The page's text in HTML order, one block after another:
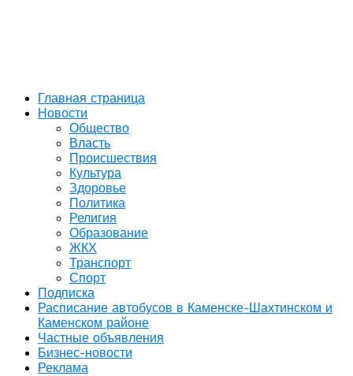
Главная страница
Новости
Общество
Власть
Происшествия
Культура
Здоровье
Политика
Религия
Образование
ЖКХ
Транспорт
Спорт
Подписка
Расписание автобусов в Каменске-Шахтинском и
Каменском районе
Частные объявления
Бизнес-новости
Реклама